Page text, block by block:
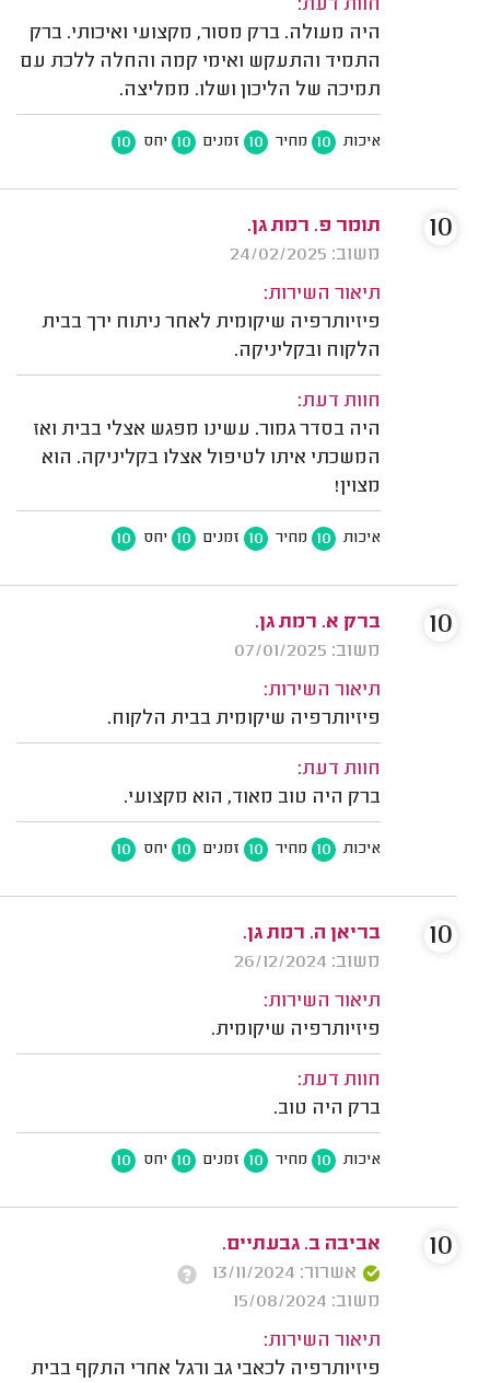
חוות דעת:
היה מעולה. ברק מסור, מקצועי ואיכותי. ברק
התמיד והתעקש ואימי קמה והחלה ללכת עם
תמיכה של הליכון ושלו. ממליצה.
איכות 10 מחיר 10 זמנים 10 יחס 10
תומר פ. רמת גן.
משוב: 24/02/2025
תיאור השירות:
פיזיותרפיה שיקומית לאחר ניתוח ירך בבית
הלקוח ובקליניקה.
חוות דעת:
היה בסדר גמור. עשינו מפגש אצלי בבית ואז
המשכתי איתו לטיפול אצלו בקליניקה. הוא
מצוין!
איכות 10 מחיר 10 זמנים 10 יחס 10
10
ברק א. רמת גן.
משוב: 07/01/2025
תיאור השירות:
פיזיותרפיה שיקומית בבית הלקוח.
חוות דעת:
ברק היה טוב מאוד, הוא מקצועי.
איכות 10 מחיר 10 זמנים 10 יחס 10
10
בריאן ה. רמת גן.
משוב: 26/12/2024
תיאור השירות:
פיזיותרפיה שיקומית.
חוות דעת:
ברק היה טוב.
איכות 10 מחיר 10 זמנים 10 יחס 10
10
אביבה ב. גבעתיים.
אשרור: 13/11/2024
משוב: 15/08/2024
תיאור השירות:
פיזיותרפיה לכאבי גב ורגל אחרי התקף בבית
10